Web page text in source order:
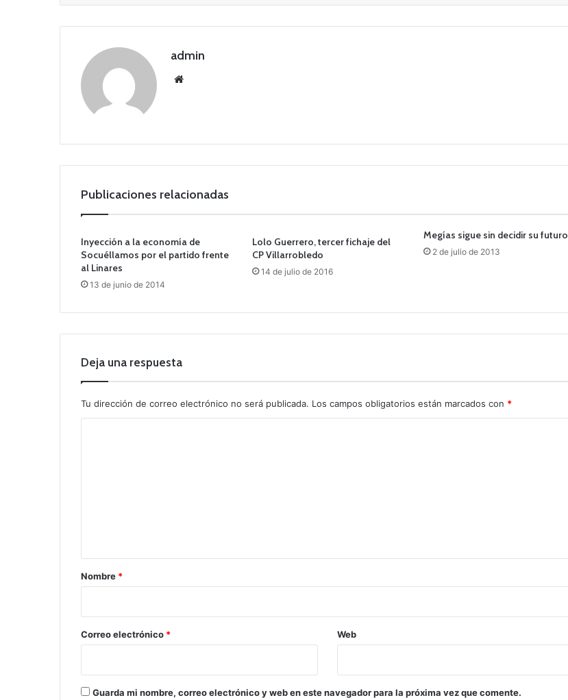
admin
Publicaciones relacionadas
Inyección a la economía de
Socuéllamos por el partido frente
al Linares
13 de junio de 2014
Lolo Guerrero, tercer fichaje del
CP Villarrobledo
14 de julio de 2016
Megías sigue sin decidir su futuro
2 de julio de 2013
Deja una respuesta
Tu dirección de correo electrónico no será publicada. Los campos obligatorios están marcados con *
r
*
Nombre *
Correo electrónico * Web
Guarda mi nombre, correo electrónico y web en este navegador para la próxima vez que comente.